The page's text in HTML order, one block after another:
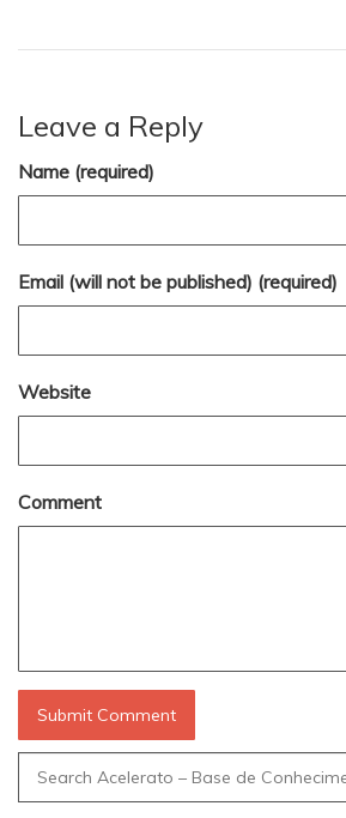
Leave a Reply
Name (required)
Email (will not be published) (required)
Website
Comment
Search
for: